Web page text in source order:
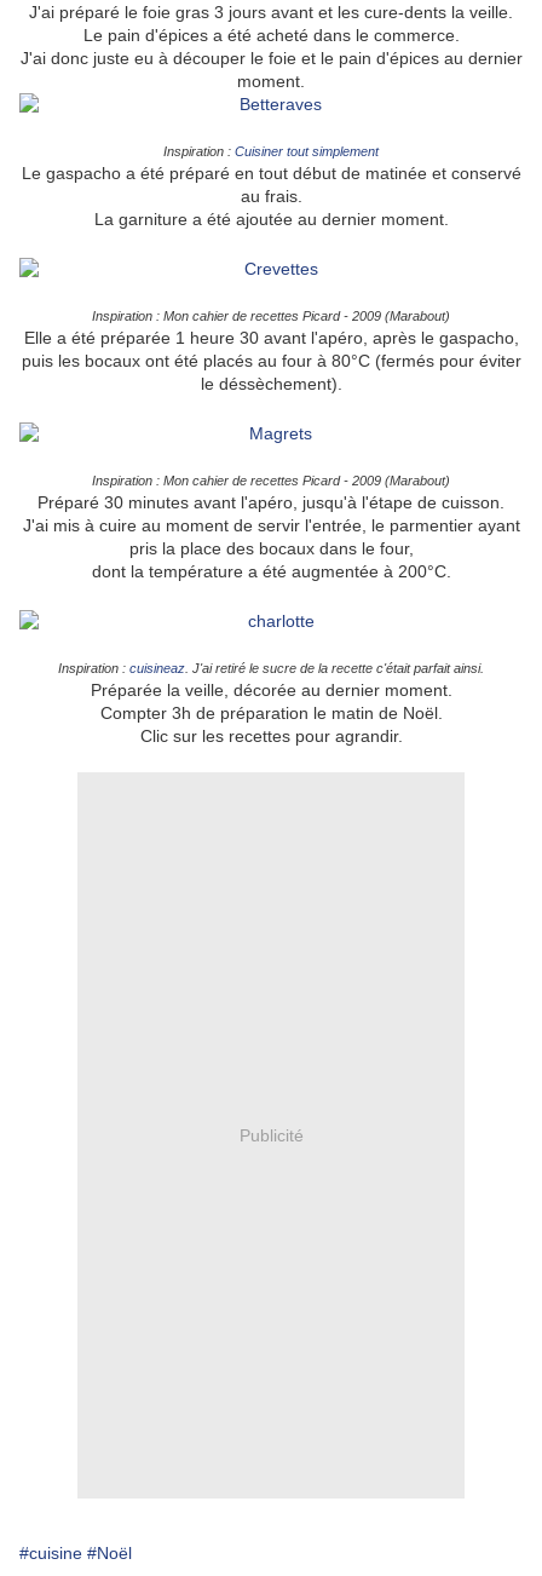
J'ai préparé le foie gras 3 jours avant et les cure-dents la veille.
Le pain d'épices a été acheté dans le commerce.
J'ai donc juste eu à découper le foie et le pain d'épices au dernier
moment.
Inspiration : Cuisiner tout simplement
Le gaspacho a été préparé en tout début de matinée et conservé
au frais.
La garniture a été ajoutée au dernier moment.
Inspiration : Mon cahier de recettes Picard - 2009 (Marabout)
Elle a été préparée 1 heure 30 avant l'apéro, après le gaspacho,
puis les bocaux ont été placés au four à 80°C (fermés pour éviter
le déssèchement).
Inspiration : Mon cahier de recettes Picard - 2009 (Marabout)
Préparé 30 minutes avant l'apéro, jusqu'à l'étape de cuisson.
J'ai mis à cuire au moment de servir l'entrée, le parmentier ayant
pris la place des bocaux dans le four,
dont la température a été augmentée à 200°C.
Inspiration : cuisineaz . J'ai retiré le sucre de la recette c'était parfait ainsi.
Préparée la veille, décorée au dernier moment.
Compter 3h de préparation le matin de Noël.
Clic sur les recettes pour agrandir.
Publicité
#cuisine #Noël